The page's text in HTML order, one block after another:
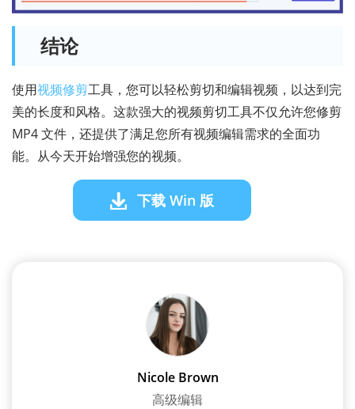
结论
使用视频修剪工具，您可以轻松剪切和编辑视频，以达到完
美的长度和风格。这款强大的视频剪切工具不仅允许您修剪
MP4 文件，还提供了满足您所有视频编辑需求的全面功
能。从今天开始增强您的视频。
下载 Win 版
Nicole Brown
高级编辑